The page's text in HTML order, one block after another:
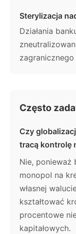
Sterylizacja
Działania
Często
Czy
tracą kontrolę
Nie, ponieważ
monopol na
własnej
kształtować
procentowe
kapitałowych.